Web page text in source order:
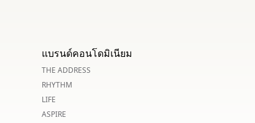
แบรนด์คอนโดมิเนียม
THE ADDRESS
RHYTHM
LIFE
ASPIRE